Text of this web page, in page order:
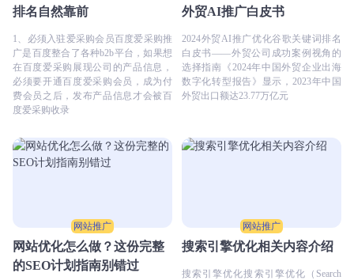
排名自然靠前
1、必须入驻爱采购会员百度爱采购推
广是百度整合了各种b2b平台，如果想
在百度爱采购展现公司的产品信息，
必须要开通百度爱采购会员，成为付
费会员之后，发布产品信息才会被百
度爱采购收录
外贸AI推广白皮书
2024外贸AI推广优化谷歌关键词排名
白皮书——外贸公司成功案例视角的
选择指南《2024年中国外贸企业出海
数字化转型报告》显示，2023年中国
外贸出口额达23.77万亿元
网站推广
网站优化怎么做？这份完整
的SEO计划指南别错过
网站推广
搜索引擎优化相关内容介绍
搜索引擎优化搜索引擎优化（Search